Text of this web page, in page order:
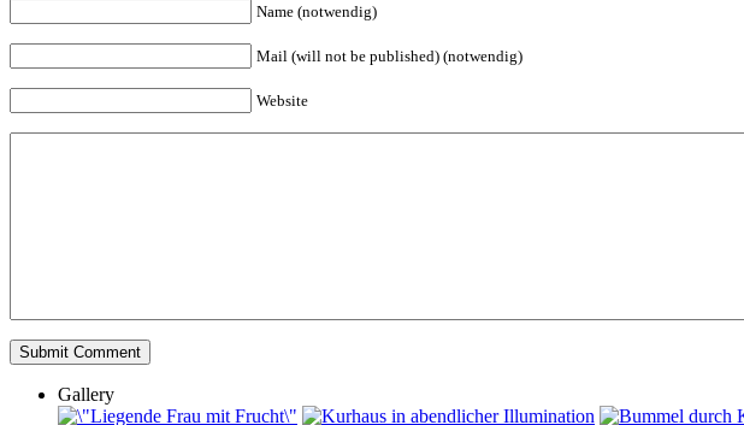
Name (notwendig)
Mail (will not be published) (notwendig)
Website
Gallery